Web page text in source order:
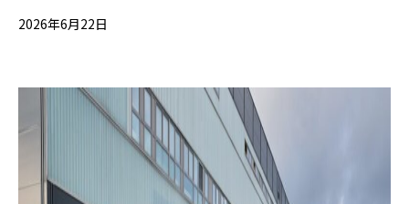
2026年6月22日